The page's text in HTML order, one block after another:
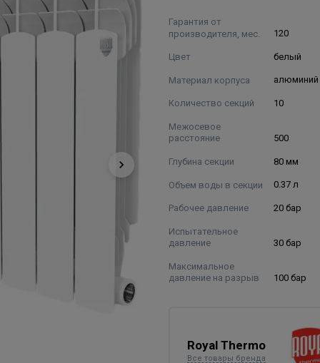
Гарантия от
производителя, мес.
120
Цвет белый
Материал корпуса алюминий
Количество секций 10
Межосевое
расстояние
500
Глубина секции 80 мм
Объем воды в секции 0.37 л
Рабочее давление 20 бар
Испытательное
давление
30 бар
Максимальное
давление на разрыв
100 бар
Royal Thermo
Все товары бренда